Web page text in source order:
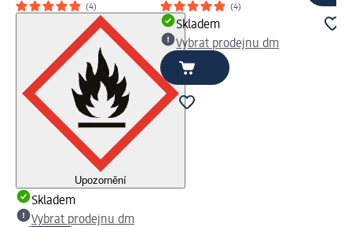
(4)
Upozornění
Skladem
Vybrat prodejnu dm
(4)
Skladem
Vybrat prodejnu dm